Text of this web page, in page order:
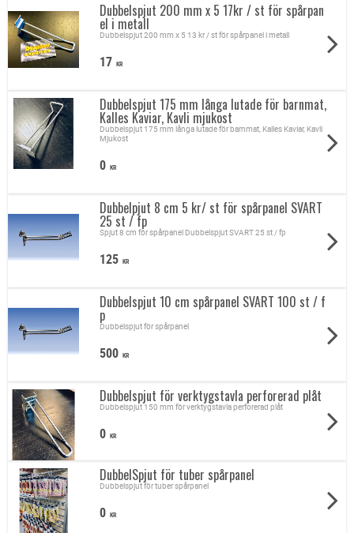
Dubbelspjut 200 mm x 5 17kr / st för spårpan
el i metall
Dubbelspjut 200 mm x 5 13 kr / st för spårpanel i metall
17 KR
Dubbelspjut 175 mm långa lutade för barnmat,
Kalles Kaviar, Kavli mjukost
Dubbelspjut 175 mm långa lutade för barnmat, Kalles Kaviar, Kavli
Mjukost
0 KR
Dubbelpjut 8 cm 5 kr/ st för spårpanel SVART
25 st / fp
Spjut 8 cm för spårpanel Dubbelspjut SVART 25 st / fp
125 KR
Dubbelspjut 10 cm spårpanel SVART 100 st / f
p
Dubbelspjut för spårpanel
500 KR
Dubbelspjut för verktygstavla perforerad plåt
Dubbelspjut 150 mm för verktygstavla perforerad plåt
0 KR
DubbelSpjut för tuber spårpanel
Dubbelspjut för tuber spårpanel
0 KR